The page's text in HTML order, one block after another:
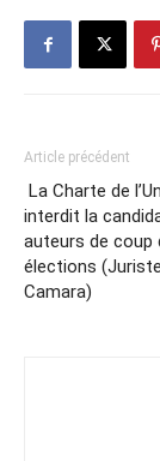
Article précédent
La Charte de
interdit la
auteurs de coup
élections
Camara)